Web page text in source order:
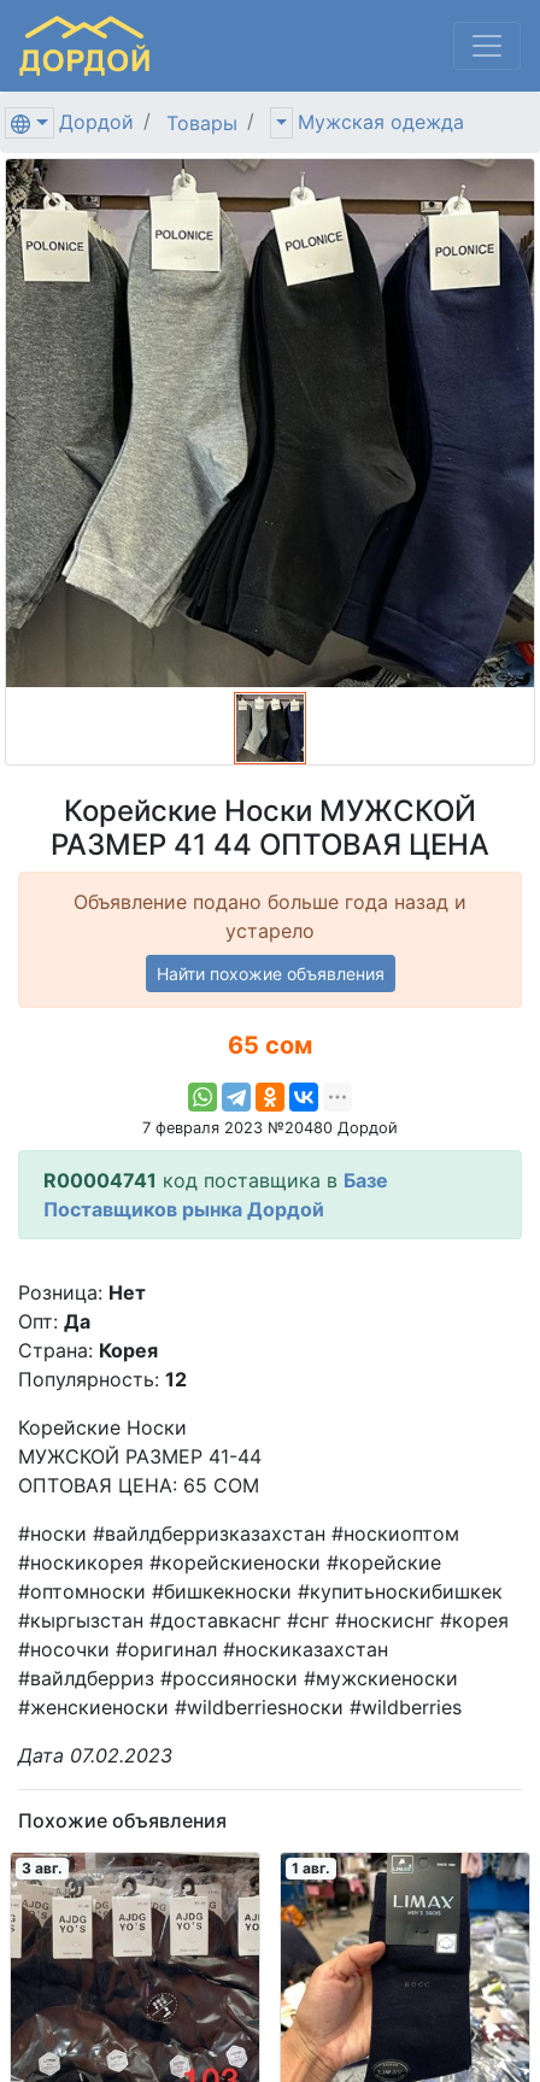
Дордой Товары Мужская одежда
Корейские Носки МУЖСКОЙ
РАЗМЕР 41 44 ОПТОВАЯ ЦЕНА
Объявление подано больше года назад и
устарело
Найти похожие объявления
65 сом
7 февраля 2023 №20480 Дордой
R00004741 код поставщика в Базе
Поставщиков рынка Дордой
Розница: Нет
Опт: Да
Страна: Корея
Популярность: 12
Корейские Носки
МУЖСКОЙ РАЗМЕР 41-44
ОПТОВАЯ ЦЕНА: 65 СОМ
#носки #вайлдберризказахстан #носкиоптом
#носкикорея #корейскиеноски #корейские
#оптомноски #бишкекноски #купитьноскибишкек
#кыргызстан #доставкаснг #снг #носкиснг #корея
#носочки #оригинал #носкиказахстан
#вайлдберриз #россияноски #мужскиеноски
#женскиеноски #wildberriesноски #wildberries
Дата 07.02.2023
Похожие объявления
3 авг. 1 авг.